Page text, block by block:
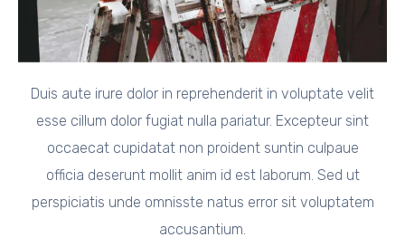
Duis aute irure dolor in reprehenderit in voluptate velit
esse cillum dolor fugiat nulla pariatur. Excepteur sint
occaecat cupidatat non proident suntin culpaue
officia deserunt mollit anim id est laborum. Sed ut
perspiciatis unde omnisste natus error sit voluptatem
accusantium.